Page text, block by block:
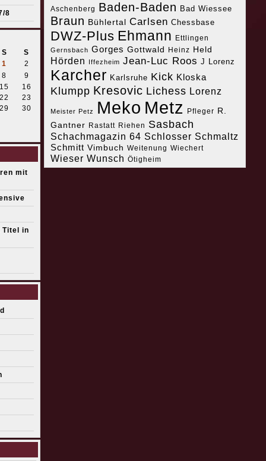
8
S
S
1
2
8
9
15
16
22
23
29
30
mit
Titel in
Aschenberg Baden-Baden Bad Wiessee
Braun Bühlertal Carlsen Chessbase
DWZ-Plus Ehmann Ettlingen
Gernsbach Gorges Gottwald Heinz Held
Hörden Iffezheim Jean-Luc Roos J Lorenz
Karcher Karlsruhe Kick Kloska
Klumpp Kresovic Lichess Lorenz
Meister Petz Meko Metz Pfleger R.
Gantner
Rastatt Riehen Sasbach
Schachmagazin 64 Schlosser Schmaltz
Schmitt Vimbuch Weitenung Wiechert
Wieser Wunsch Ötigheim